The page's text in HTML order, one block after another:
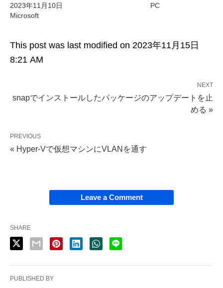
2023年11月10日
Microsoft
PC
This post was last modified on 2023年11月15日
8:21 AM
NEXT
snapでインストールしたパッケージのアップデートを止
める »
PREVIOUS
« Hyper-Vで仮想マシンにVLANを通す
Leave a Comment
SHARE
PUBLISHED BY